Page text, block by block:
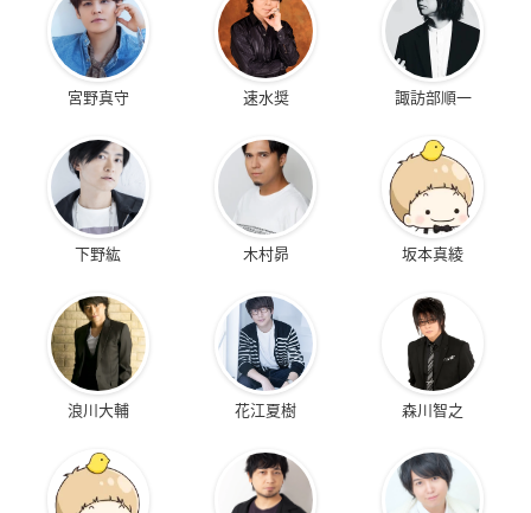
宮野真守 速水奨 諏訪部順一
下野紘 木村昴 坂本真綾
浪川大輔 花江夏樹 森川智之